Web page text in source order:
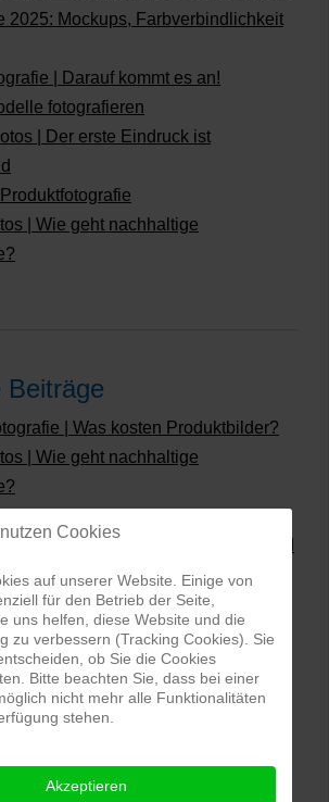
2025: Mockups, Farbverbindlichkeit
| Darauf kommt es an!
fotografieren
| Der erste Eindruck ist
| Wie geht nachhaltige
Beiträge
| Was kosten Produktbilder?
| Wie geht nachhaltige
| Darauf kommt es an!
Bilder mit transparentem Hintergrund
, Fotografie und Bildbearbeitung in
144 Google-Rezensionen
ansehen|Bewertung abgeben
Cookies
auf unserer Website. Einige von
für den Betrieb der Seite,
uns helfen, diese Website und die
zu verbessern (Tracking Cookies). Sie
ob Sie die Cookies
Bitte beachten Sie, dass bei einer
nicht mehr alle Funktionalitäten
stehen.
Akzeptieren